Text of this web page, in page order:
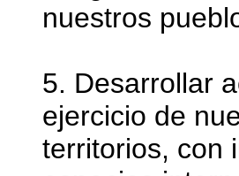
nuestros
5. Desarrollar
ejercicio de
territorios, con